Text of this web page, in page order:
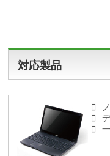
対応製品